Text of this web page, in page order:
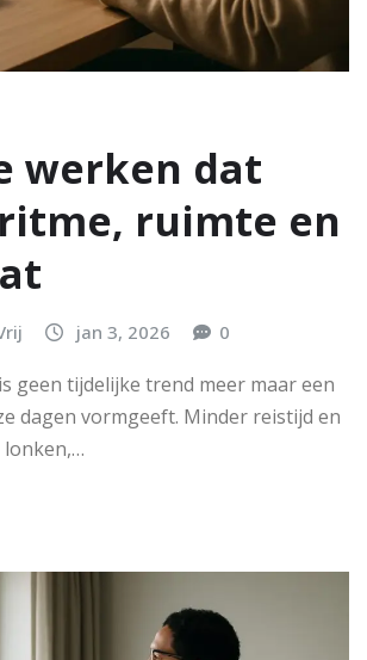
werken dat
ruimte en
jan 3, 2026 0
geen tijdelijke trend meer maar een
dagen vormgeeft. Minder reistijd en